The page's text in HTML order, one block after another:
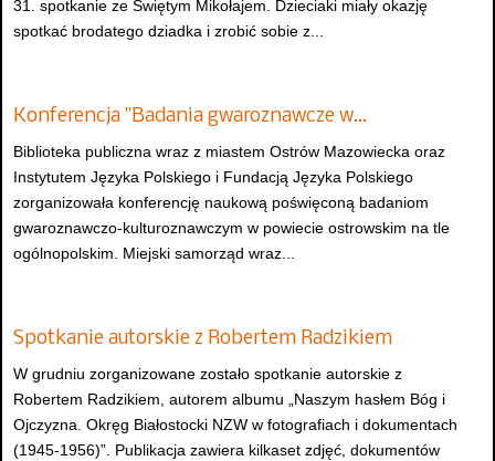
31. spotkanie ze Świętym Mikołajem. Dzieciaki miały okazję
spotkać brodatego dziadka i zrobić sobie z...
Konferencja "Badania gwaroznawcze w…
Biblioteka publiczna wraz z miastem Ostrów Mazowiecka oraz
Instytutem Języka Polskiego i Fundacją Języka Polskiego
zorganizowała konferencję naukową poświęconą badaniom
gwaroznawczo-kulturoznawczym w powiecie ostrowskim na tle
ogólnopolskim. Miejski samorząd wraz...
Spotkanie autorskie z Robertem Radzikiem
W grudniu zorganizowane zostało spotkanie autorskie z
Robertem Radzikiem, autorem albumu „Naszym hasłem Bóg i
Ojczyzna. Okręg Białostocki NZW w fotografiach i dokumentach
(1945-1956)”. Publikacja zawiera kilkaset zdjęć, dokumentów